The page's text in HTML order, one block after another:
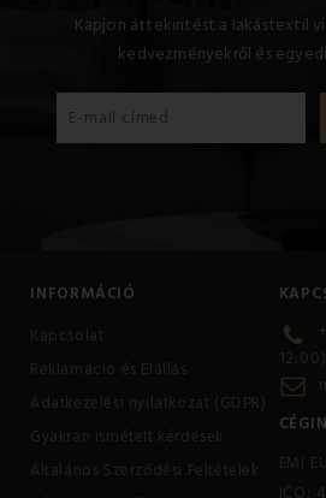
Kapjon áttekintést a lakástextil
kedvezményekről és
INFORMÁCIÓ
Kapcsolat
Reklamáció és Elállás
Adatkezelési nyilatkozat (GDPR)
Gyakran ismételt kérdések
Általános Szerződési Feltételek
12:00)
EMI